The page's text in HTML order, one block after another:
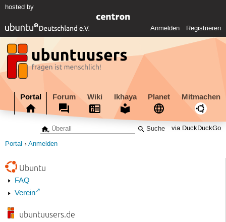
hosted by
Anmelden Registrieren
Portal Forum Wiki Ikhaya Planet Mitmachen
via DuckDuckGo
Portal Anmelden
Ubuntu
FAQ
Verein
ubuntuusers.de